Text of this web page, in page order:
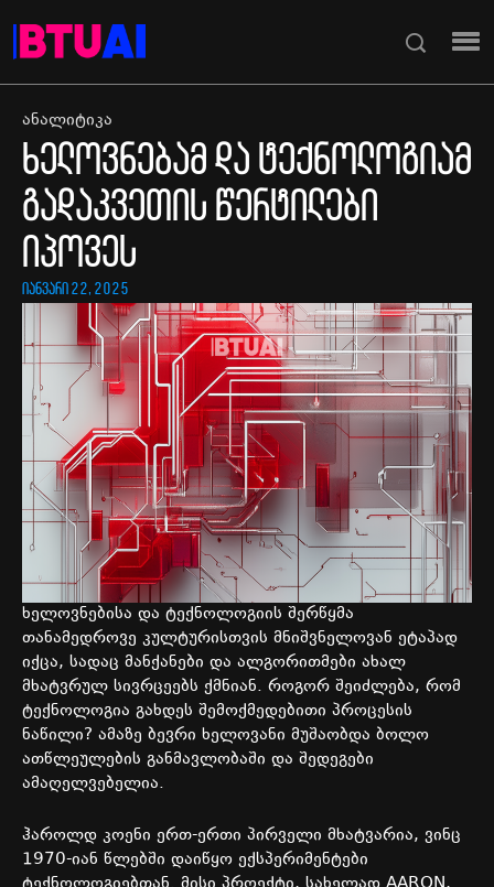
ანალიტიკა
ხელოვნებამ და ტექნოლოგიამ
გადაკვეთის წერტილები
იპოვეს
იანვარი 22, 2025
ხელოვნებისა და ტექნოლოგიის შერწყმა
თანამედროვე კულტურისთვის მნიშვნელოვან ეტაპად
იქცა, სადაც მანქანები და ალგორითმები ახალ
მხატვრულ სივრცეებს ქმნიან. როგორ შეიძლება, რომ
ტექნოლოგია გახდეს შემოქმედებითი პროცესის
ნაწილი? ამაზე ბევრი ხელოვანი მუშაობდა ბოლო
ათწლეულების განმავლობაში და შედეგები
ამაღელვებელია.
ჰაროლდ კოენი ერთ-ერთი პირველი მხატვარია, ვინც
1970-იან წლებში დაიწყო ექსპერიმენტები